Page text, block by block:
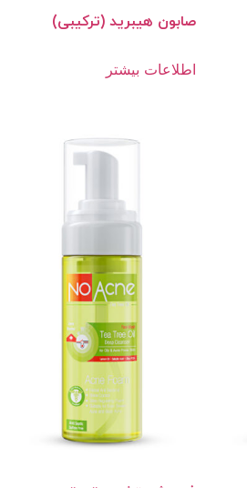
صابون هیبرید (ترکیبی)
اطلاعات بیشتر